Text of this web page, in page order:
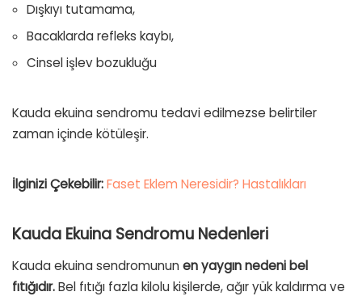
Dışkıyı tutamama,
Bacaklarda refleks kaybı,
Cinsel işlev bozukluğu
Kauda ekuina sendromu tedavi edilmezse belirtiler
zaman içinde kötüleşir.
İlginizi Çekebilir:Faset Eklem Neresidir? Hastalıkları
Kauda Ekuina Sendromu Nedenleri
Kauda ekuina sendromunun en yaygın nedeni bel
fıtığıdır.Bel fıtığı fazla kilolu kişilerde, ağır yük kaldırma ve